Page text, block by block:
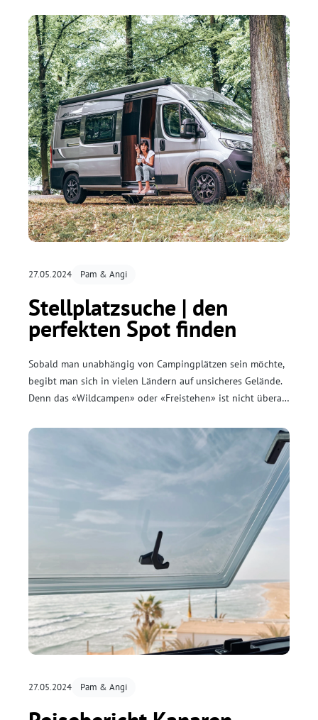
kulinarisch zugleich. Auf was wir bei der Winterküche
achten und welche Gerichte sich besonders gut anbieten,
klären wir in diesem Beitrag.
27.05.2024 Pam & Angi
Stellplatzsuche | den
perfekten Spot finden
Sobald man unabhängig von Campingplätzen sein möchte,
begibt man sich in vielen Ländern auf unsicheres Gelände.
Denn das «Wildcampen» oder «Freistehen» ist nicht überall
Schlussendlich ist es eine Frage der Auslegungssache.
27.05.2024 Pam & Angi